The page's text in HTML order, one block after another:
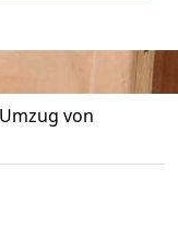
Umzug von